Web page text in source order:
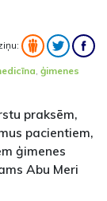
, ģimenes
praksēm,
pacientiem,
ģimenes
Abu Meri